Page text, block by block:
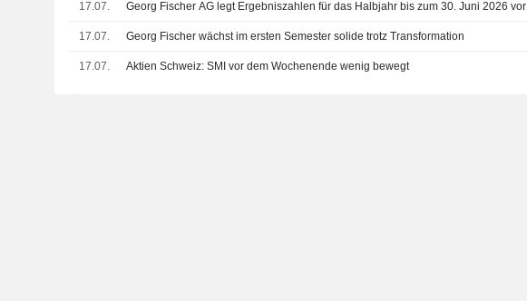
17.07. Georg Fischer AG legt Ergebniszahlen für das Halbjahr bis zum 30. Juni 2026 vor
17.07. Georg Fischer wächst im ersten Semester solide trotz Transformation
17.07. Aktien Schweiz: SMI vor dem Wochenende wenig bewegt